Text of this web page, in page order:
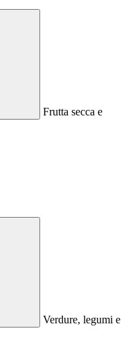
Frutta secca e
Verdure, legumi e